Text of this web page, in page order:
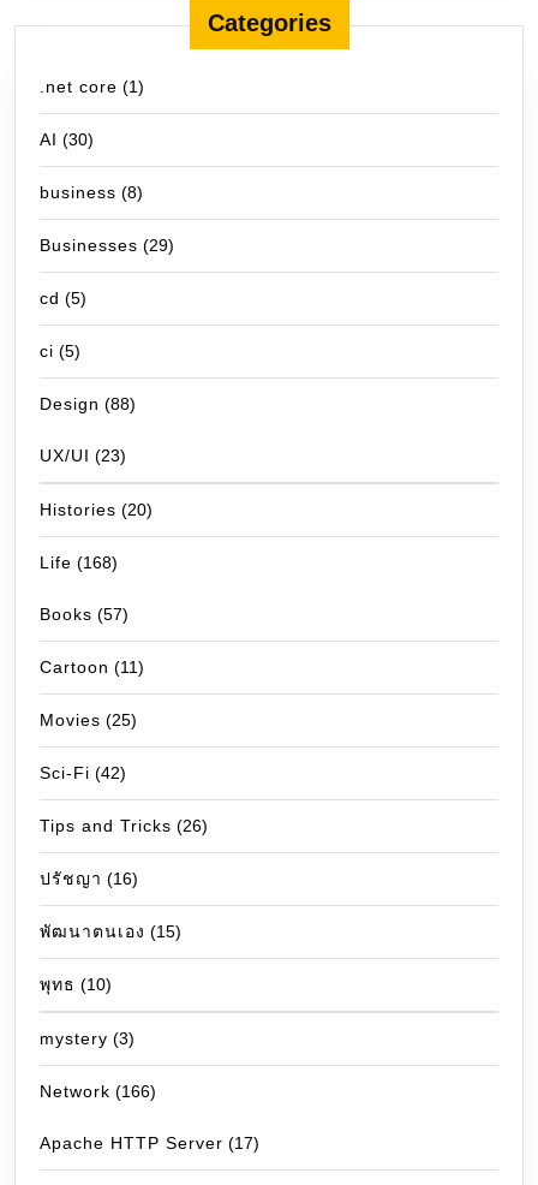
Categories
.net core (1)
AI (30)
business (8)
Businesses (29)
cd (5)
ci (5)
Design (88)
UX/UI (23)
Histories (20)
Life (168)
Books (57)
Cartoon (11)
Movies (25)
Sci-Fi (42)
Tips and Tricks (26)
ปรัชญา (16)
พัฒนาตนเอง (15)
พุทธ (10)
mystery (3)
Network (166)
Apache HTTP Server (17)